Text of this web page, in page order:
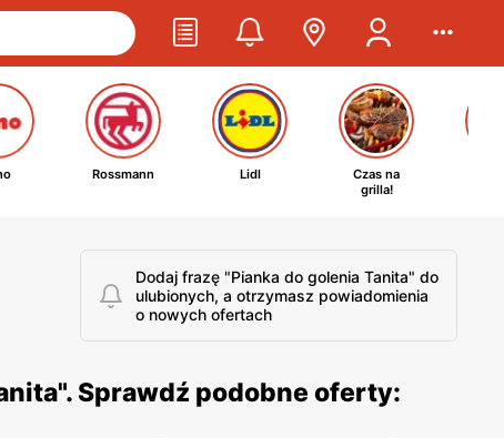
Rossmann Lidl
Czas na
grilla!
Dodaj frazę "Pianka do golenia Tanita" do
ulubionych, a otrzymasz powiadomienia
o nowych ofertach
Sprawdź podobne oferty: